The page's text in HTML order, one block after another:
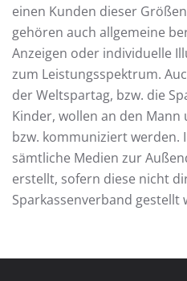
einen Kunden dieser
gehören auch allgemeine
Anzeigen oder individuelle
zum Leistungsspektrum.
der Weltspartag, bzw. die
Kinder, wollen an den Mann
bzw. kommuniziert werden.
sämtliche Medien zur
erstellt, sofern diese nicht
Sparkassenverband gestellt